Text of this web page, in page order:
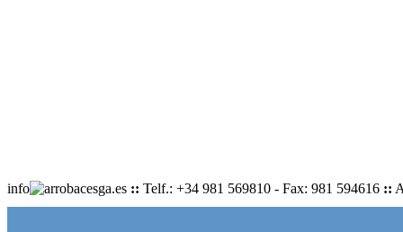
info cesga.es :: Telf.: +34 981 569810 - Fax: 981 594616 ::